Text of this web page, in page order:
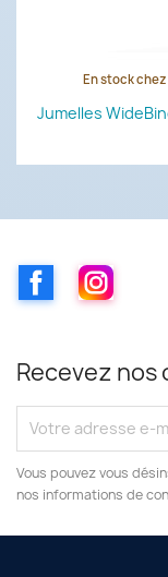
En stock
Jumelles
Facebook
Recevez
Vous pouvez vous
nos informations de